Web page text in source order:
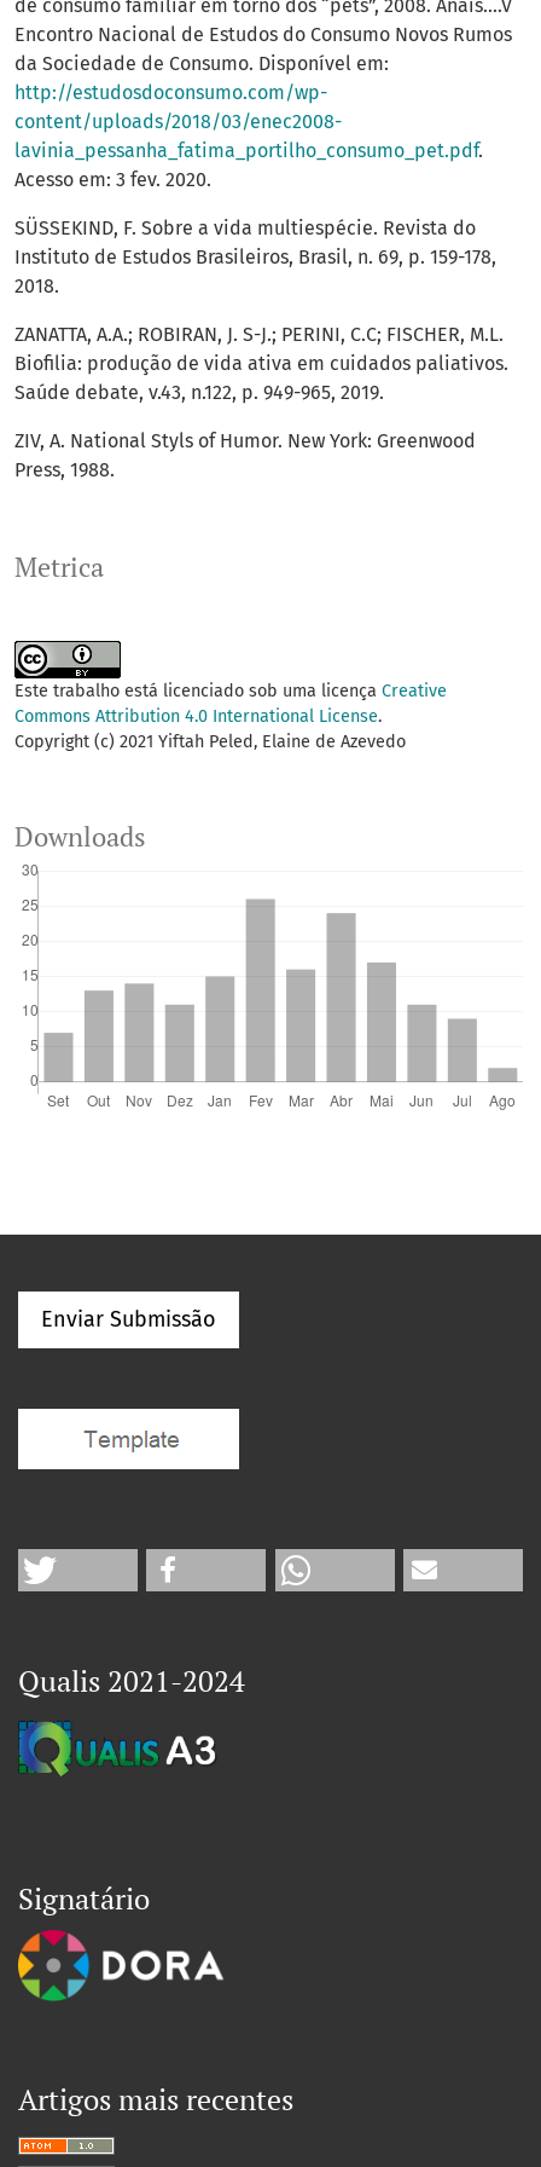
Metrica
de consumo familiar em torno dos “pets”, 2008. Anais....V
Encontro Nacional de Estudos do Consumo Novos Rumos
da Sociedade de Consumo. Disponível em:
http://estudosdoconsumo.com/wp-
content/uploads/2018/03/enec2008-
lavinia_pessanha_fatima_portilho_consumo_pet.pdf.
Acesso em: 3 fev. 2020.
SÜSSEKIND, F. Sobre a vida multiespécie. Revista do
Instituto de Estudos Brasileiros, Brasil, n. 69, p. 159-178,
2018.
ZANATTA, A.A.; ROBIRAN, J. S-J.; PERINI, C.C; FISCHER, M.L.
Biofilia: produção de vida ativa em cuidados paliativos.
Saúde debate, v.43, n.122, p. 949-965, 2019.
ZIV, A. National Styls of Humor. New York: Greenwood
Press, 1988.
Este trabalho está licenciado sob uma licença Creative
Commons Attribution 4.0 International License.
Copyright (c) 2021 Yiftah Peled, Elaine de Azevedo
Downloads
Enviar Submissão
Qualis 2021-2024
Signatário
Artigos mais recentes